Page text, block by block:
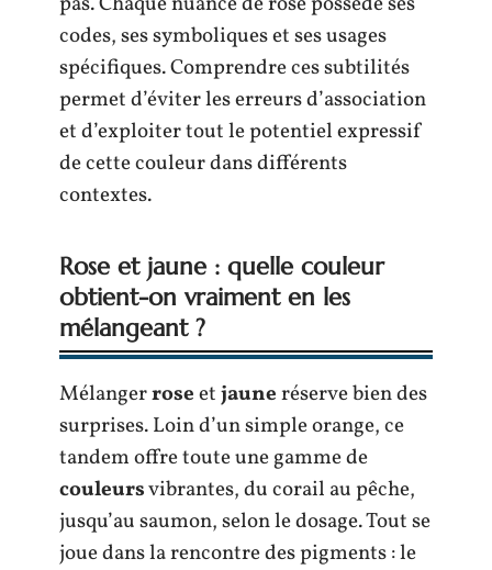
codes, ses symboliques et ses usages
spécifiques. Comprendre ces subtilités
permet d’éviter les erreurs d’association
et d’exploiter tout le potentiel expressif
de cette couleur dans différents
contextes.
Rose et jaune : quelle couleur
obtient-on vraiment en les
mélangeant ?
Mélangerroseetjauneréserve bien des
surprises. Loin d’un simple orange, ce
tandem offre toute une gamme de
couleursvibrantes, du corail au pêche,
jusqu’au saumon, selon le dosage. Tout se
joue dans la rencontre des pigments : le